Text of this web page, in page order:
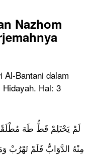
Nazhom
Al-Bantani dalam
Hal: 3
لَمْ يَحْتَلِمْ قَطُّ طَهَ
مِنْهُ الدَّوَابُّ فَلَمْ تَهْرُبْ